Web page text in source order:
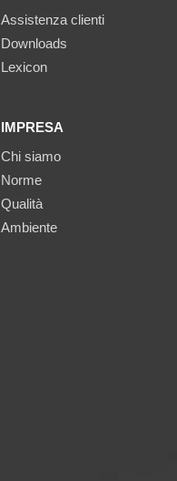
Assistenza clienti
Downloads
Lexicon
IMPRESA
Chi siamo
Norme
Qualità
Ambiente